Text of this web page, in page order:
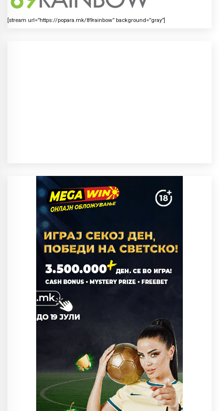
[stream url=”https://popara.mk/89rainbow” background=”gray”]